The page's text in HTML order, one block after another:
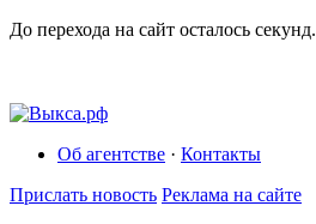
До перехода на сайт осталось секунд.
Об агентстве · Контакты
Прислать новость Реклама на сайте